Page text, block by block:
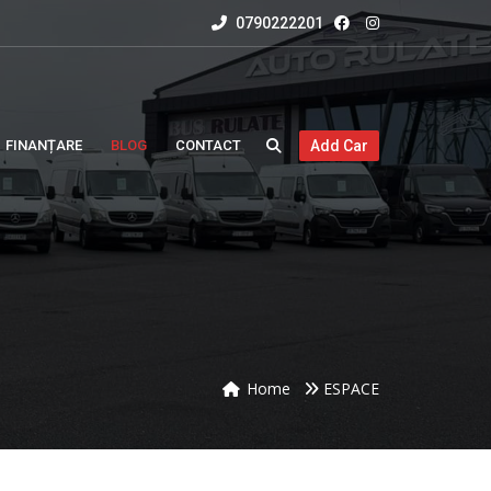
0790222201
FINANȚARE BLOG CONTACT Add Car
Home ESPACE